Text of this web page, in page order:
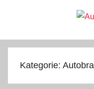
Autonews-
123.de
Kategorie: